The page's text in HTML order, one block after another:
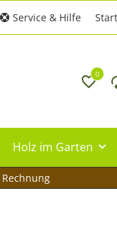
Service & Hilfe
0
Holz im Garten